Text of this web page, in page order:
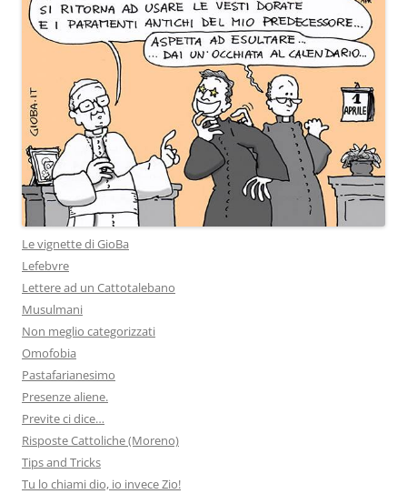
Le vignette di GioBa
Lefebvre
Lettere ad un Cattotalebano
Musulmani
Non meglio categorizzati
Omofobia
Pastafarianesimo
Presenze aliene.
Previte ci dice…
Risposte Cattoliche (Moreno)
Tips and Tricks
Tu lo chiami dio, io invece Zio!